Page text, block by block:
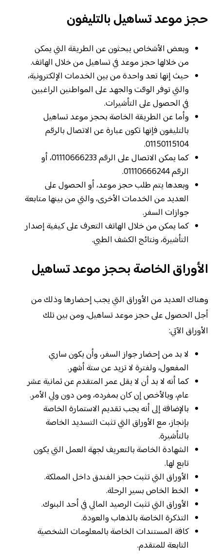
حجز موعد تساهيل بالتليفون
وبعض الأشخاص يبحثون عن الطريقة التي يمكن
من خلالها حجز موعد في تساهيل من خلال الهاتف.
حيث إنها تعد واحدة من بين الخدمات الإلكترونية،
والتي توفر الوقت والجهد على المواطنين الراغبين
في الحصول على التأشيرات.
وأما عن الطريقة الخاصة بحجز موعد تساهيل
بالتليفون فإنها تكون عبارة عن الاتصال بالرقم
01150115104.
كما يمكن الاتصال على الرقم 01110666233، أو
الرقم 01110666244.
وبعدها يتم طلب حجز موعد، أو الحصول على
العديد من الخدمات الأخرى، والتي من بينها متابعة
جوازات السفر.
كما يمكن من خلال الهاتف التعرف على كيفية إصدار
التأشيرة، ونتائج الكشف الطبي.
الأوراق الخاصة بحجز موعد تساهيل
وهناك العديد من الأوراق التي يجب إحضارها وذلك من
أجل الحصول على حجز موعد تساهيل، ومن بين تلك
الأوراق الآتي:
لا بد من إحضار جواز السفر، وأن يكون ساري
المفعول، ولفترة لا تزيد عن ستة أشهر.
كما أنه لا بد أن لا يقل عمر المتقدم عن ثمانية عشر
عام، وبالأخص إن كان بمفرده، ومن دون ولي الأمر.
بالإضافة إلى أنه يجب تقديم الاستمارة الخاصة
بإنجاز، مع الأوراق التي تثبت التسديد الخاصة
بالتأشيرة.
الشهادة الخاصة بالتعريف لجهة العمل التي يكون
تابع لها.
الأوراق التي تثبت حجز الفندق داخل المملكة.
الخط الخاص بسير الرحلة.
الأوراق التي تثبت الرصيد المالي في أحد البنوك.
التذكرة الخاصة بالذهاب والعودة.
كافة المستندات الخاصة بالمعلومات الشخصية
التابعة للمتقدم.